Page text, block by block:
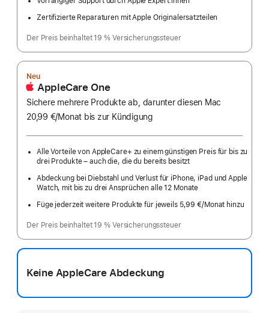
Zertifizierte Reparaturen mit Apple Originalersatzteilen
Der Preis beinhaltet 19 % Versicherungssteuer
Neu
AppleCare One
Sichere mehrere Produkte ab, darunter diesen Mac
20,99 €/Monat pro
bis zur Kündigung
Alle Vorteile von AppleCare+ zu einem günstigen Preis für bis zu
drei Produkte – auch die, die du bereits besitzt
Abdeckung bei Diebstahl und Verlust für iPhone, iPad und Apple
Watch, mit bis zu drei Ansprüchen alle 12 Monate
Füge jederzeit weitere Produkte für jeweils 5,99 €/Monat hinzu
Der Preis beinhaltet 19 % Versicherungssteuer
Keine AppleCare Abdeckung